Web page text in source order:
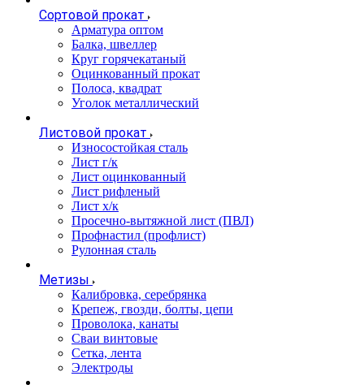
Сортовой прокат
Арматура оптом
Балка, швеллер
Круг горячекатаный
Оцинкованный прокат
Полоса, квадрат
Уголок металлический
Листовой прокат
Износостойкая сталь
Лист г/к
Лист оцинкованный
Лист рифленый
Лист х/к
Просечно-вытяжной лист (ПВЛ)
Профнастил (профлист)
Рулонная сталь
Метизы
Калибровка, серебрянка
Крепеж, гвозди, болты, цепи
Проволока, канаты
Сваи винтовые
Сетка, лента
Электроды